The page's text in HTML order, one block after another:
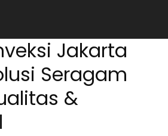
Jakarta
Seragam
&